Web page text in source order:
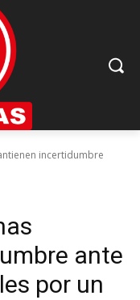
incertidumbre
ante
por un